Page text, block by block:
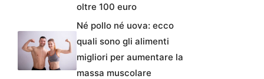
oltre 100 euro
Né pollo né uova: ecco
quali sono gli alimenti
migliori per aumentare la
massa muscolare